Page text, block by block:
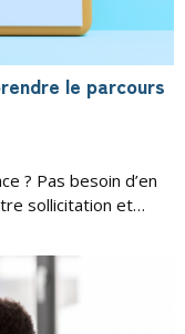
le parcours
? Pas besoin d’en
sollicitation et…